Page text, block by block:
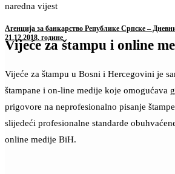
naredna vijest
Агенција за банкарство Републике Српске –
21.12.2018. године
Vijeće za štampu i online
Vijeće za štampu u Bosni i Hercegovini je
štampane i on-line medije koje omogućava
prigovore na neprofesionalno pisanje
slijedeći profesionalne standarde
online medije BiH.